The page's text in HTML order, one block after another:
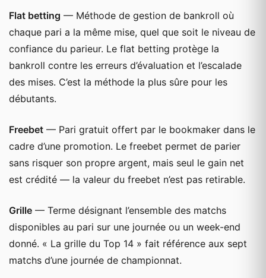
Flat betting — Méthode de gestion de bankroll où
chaque pari a la même mise, quel que soit le niveau de
confiance du parieur. Le flat betting protège la
bankroll contre les erreurs d’évaluation et l’escalade
des mises. C’est la méthode la plus sûre pour les
débutants.
Freebet — Pari gratuit offert par le bookmaker dans le
cadre d’une promotion. Le freebet permet de parier
sans risquer son propre argent, mais seul le gain net
est crédité — la valeur du freebet n’est pas retirable.
Grille — Terme désignant l’ensemble des matchs
disponibles au pari sur une journée ou un week-end
donné. « La grille du Top 14 » fait référence aux sept
matchs d’une journée de championnat.